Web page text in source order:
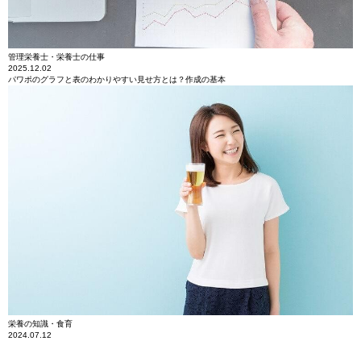
管理栄養士・栄養士の仕事
2025.12.02
パワポのグラフと表のわかりやすい見せ方とは？作成の基本
栄養の知識・食育
2024.07.12